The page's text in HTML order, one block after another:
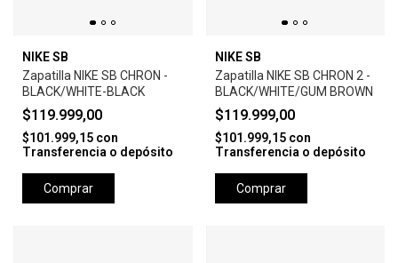
NIKE SB
Zapatilla NIKE SB CHRON -
BLACK/WHITE-BLACK
$119.999,00
$101.999,15 con
Transferencia o depósito
Comprar
NIKE SB
Zapatilla NIKE SB CHRON 2 -
BLACK/WHITE/GUM BROWN
$119.999,00
$101.999,15 con
Transferencia o depósito
Comprar